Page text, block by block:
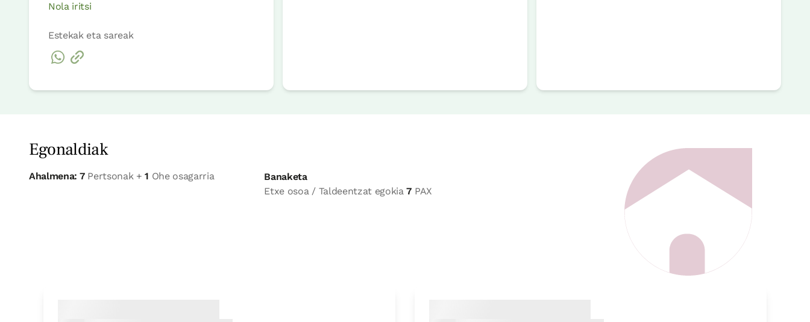
Nola iritsi
Estekak eta sareak
Egonaldiak
Ahalmena: 7Pertsonak +1 Ohe osagarria
Banaketa
Etxe osoa / Taldeentzat egokia7 PAX